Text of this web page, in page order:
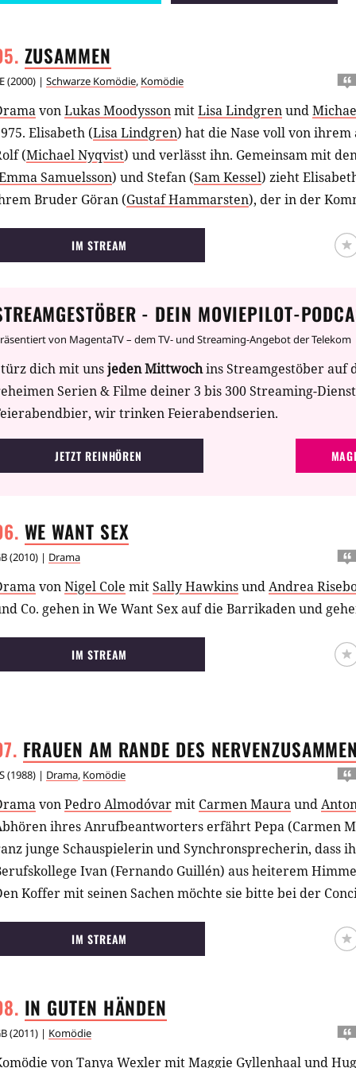
ZUSAMMEN
(2000) | Schwarze Komödie, Komödie
vonLukas MoodyssonmitLisa Lindgrenund
Elisabeth (Lisa Lindgren) hat die Nase voll von
(Michael Nyqvist) und verlässt ihn. Gemeinsam mit
Samuelsson) und Stefan (Sam Kessel) zieht
Bruder Göran (Gustaf Hammarsten), der in der
Diskussionen, Gemüseanbau, das alles ist
Elisabeth mit ihrer offenen Art frischen Wind in die
Lukas Moodysson konnte schon mit seinem
begeisterte Kritiken ernten. Für seinen zweiten Film
wurde erneut mit fast ausschließlich überragenden
belohnt. So gewann Lukas Moodyssonbeim
Jury Award für den besten Film, wurde im belgischen
Regisseur geehrt und konnte sich beim
in der Kategorie Europäische
IM STREAM
- DEIN MOVIEPILOT-
von MagentaTV – dem TV- und Streaming-Angebot der Telekom
dich mit unsjeden Mittwochins Streamgestöber auf
Serien & Filme deiner 3 bis 300 Streaming-
wir trinken Feierabendserien.
JETZT REINHÖREN
WE WANT SEX
(2010) | Drama
vonNigel Cole mitSally HawkinsundAndrea
Co. gehen in We Want Sex auf die Barrikaden und
IM STREAM
FRAUEN AM RANDE DES
(1988) | Drama, Komödie
vonPedro Almodóvarmit Carmen Mauraund
ihres Anrufbeantworters erfährt Pepa (Carmen
junge Schauspielerin und Synchronsprecherin, dass
Ivan (Fernando Guillén) aus heiterem
Koffer mit seinen Sachen möchte sie bitte bei der
einmal will Pepa ihren Ex noch sehen, um ihm
schwanger ist. Doch ihre verzweifelten Versuche, Ivan
versammeln. Zunächst sucht Pepas überdrehte
Unterschlupf: Ihr Liebhaber hat sich als
IM STREAM
IN GUTEN HÄNDEN
(2011) | Komödie
vonTanya WexlermitMaggie Gyllenhaalund